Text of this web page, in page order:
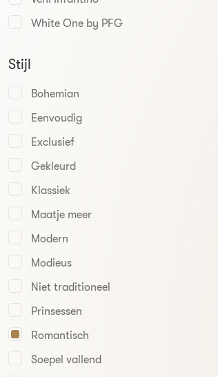
White One by PFG
Stijl
Bohemian
Eenvoudig
Exclusief
Gekleurd
Klassiek
Maatje meer
Modern
Modieus
Niet traditioneel
Prinsessen
Romantisch
Soepel vallend